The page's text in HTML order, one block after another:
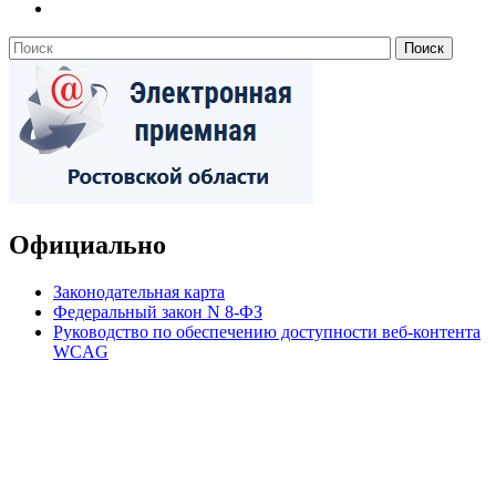
Официально
Законодательная карта
Федеральный закон N 8-ФЗ
Руководство по обеспечению доступности веб-контента
WCAG